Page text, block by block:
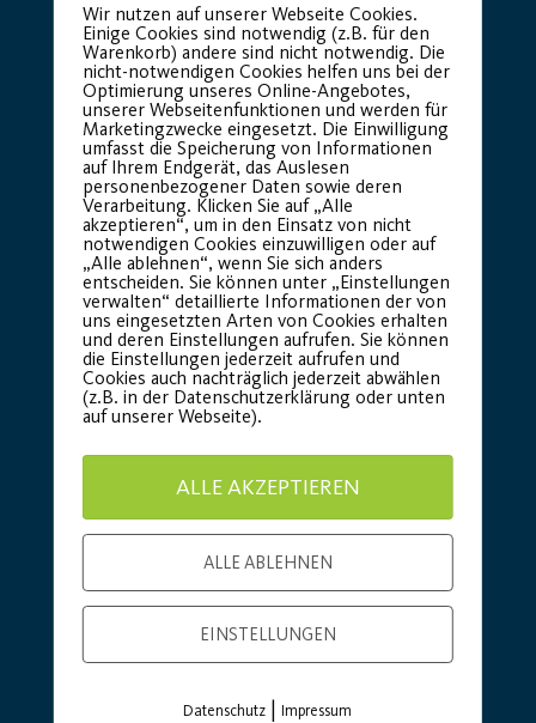
Basic Partner:
Wir nutzen auf unserer Webseite Cookies.
Einige Cookies sind notwendig (z.B. für den
Warenkorb) andere sind nicht notwendig. Die
nicht-notwendigen Cookies helfen uns bei der
Optimierung unseres Online-Angebotes,
unserer Webseitenfunktionen und werden für
Marketingzwecke eingesetzt. Die Einwilligung
umfasst die Speicherung von Informationen
auf Ihrem Endgerät, das Auslesen
personenbezogener Daten sowie deren
Verarbeitung. Klicken Sie auf „Alle
akzeptieren“, um in den Einsatz von nicht
notwendigen Cookies einzuwilligen oder auf
„Alle ablehnen“, wenn Sie sich anders
entscheiden. Sie können unter „Einstellungen
verwalten“ detaillierte Informationen der von
uns eingesetzten Arten von Cookies erhalten
und deren Einstellungen aufrufen. Sie können
die Einstellungen jederzeit aufrufen und
Cookies auch nachträglich jederzeit abwählen
(z.B. in der Datenschutzerklärung oder unten
auf unserer Webseite).
ALLE AKZEPTIEREN
ALLE ABLEHNEN
EINSTELLUNGEN
Datenschutz |Impressum